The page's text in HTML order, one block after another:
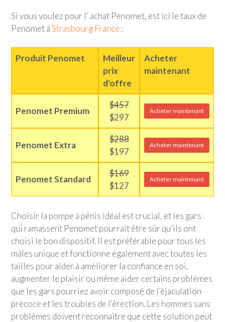
Si vous voulez pour l’ achat Penomet, est ici le taux de
Penomet àStrasbourg France :
Produit Penomet
Meilleur
prix
d'offre
Acheter
maintenant
Penomet Premium
$457
$297
Acheter maintenant
Penomet Extra
$288
$197
Acheter maintenant
Penomet Standard
$169
$127
Acheter maintenant
Choisir la pompe à pénis idéal est crucial, et les gars
qui ramassent Penomet pourrait être sûr qu’ils ont
choisi le bon dispositif. Il est préférable pour tous les
mâles unique et fonctionne également avec toutes les
tailles pour aider à améliorer la confiance en soi,
augmenter le plaisir ou même aider certains problèmes
que les gars pourriez avoir composé de l’éjaculation
précoce et les troubles de l’érection. Les hommes sans
problèmes doivent reconnaître que cette solution peut